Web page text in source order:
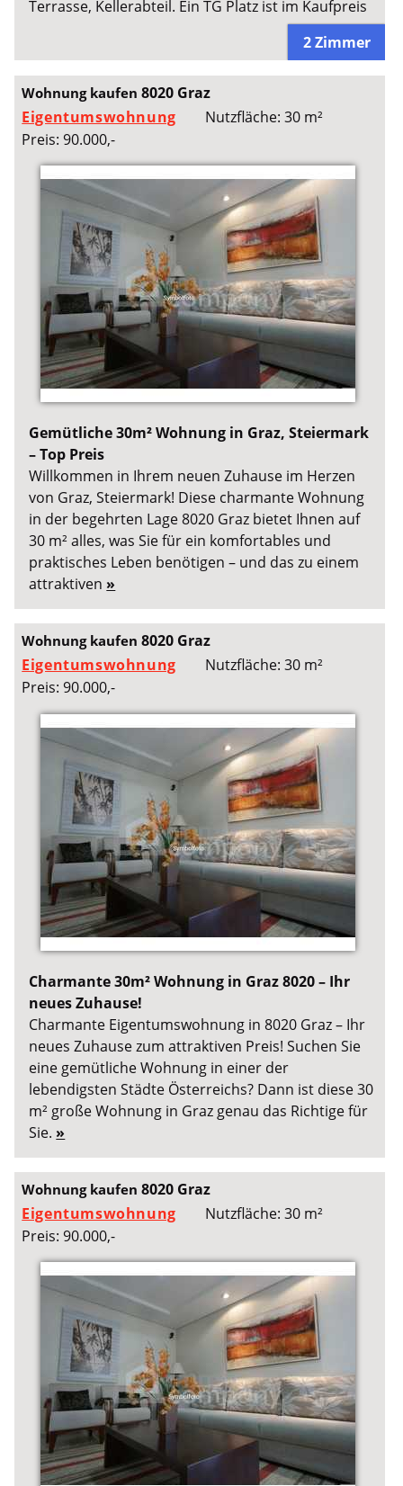
Terrasse, Kellerabteil. Ein TG Platz ist im Kaufpreis
2 Zimmer
Wohnung kaufen8020 Graz
Eigentumswohnung
Nutzfläche: 30 m²
Preis: 90.000,-
Gemütliche 30m² Wohnung in Graz, Steiermark
– Top Preis
Willkommen in Ihrem neuen Zuhause im Herzen
von Graz, Steiermark! Diese charmante Wohnung
in der begehrten Lage 8020 Graz bietet Ihnen auf
30 m² alles, was Sie für ein komfortables und
praktisches Leben benötigen – und das zu einem
attraktiven »
Wohnung kaufen8020 Graz
Eigentumswohnung
Nutzfläche: 30 m²
Preis: 90.000,-
Charmante 30m² Wohnung in Graz 8020 – Ihr
neues Zuhause!
Charmante Eigentumswohnung in 8020 Graz – Ihr
neues Zuhause zum attraktiven Preis! Suchen Sie
eine gemütliche Wohnung in einer der
lebendigsten Städte Österreichs? Dann ist diese 30
m² große Wohnung in Graz genau das Richtige für
Sie. »
Wohnung kaufen8020 Graz
Eigentumswohnung
Nutzfläche: 30 m²
Preis: 90.000,-